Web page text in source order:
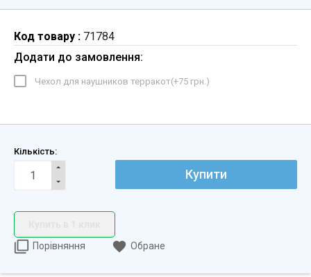
Код товару : 71784
Додати до замовлення:
Чехол для наушников терракот(+75 грн.)
Кількість:
Купити
Порівняння
Обране